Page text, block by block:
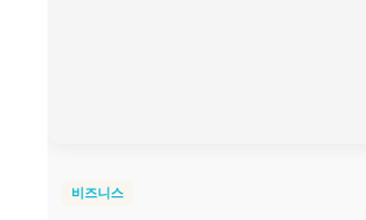
비즈니스